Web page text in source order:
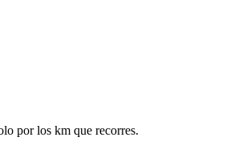
por los km que recorres.